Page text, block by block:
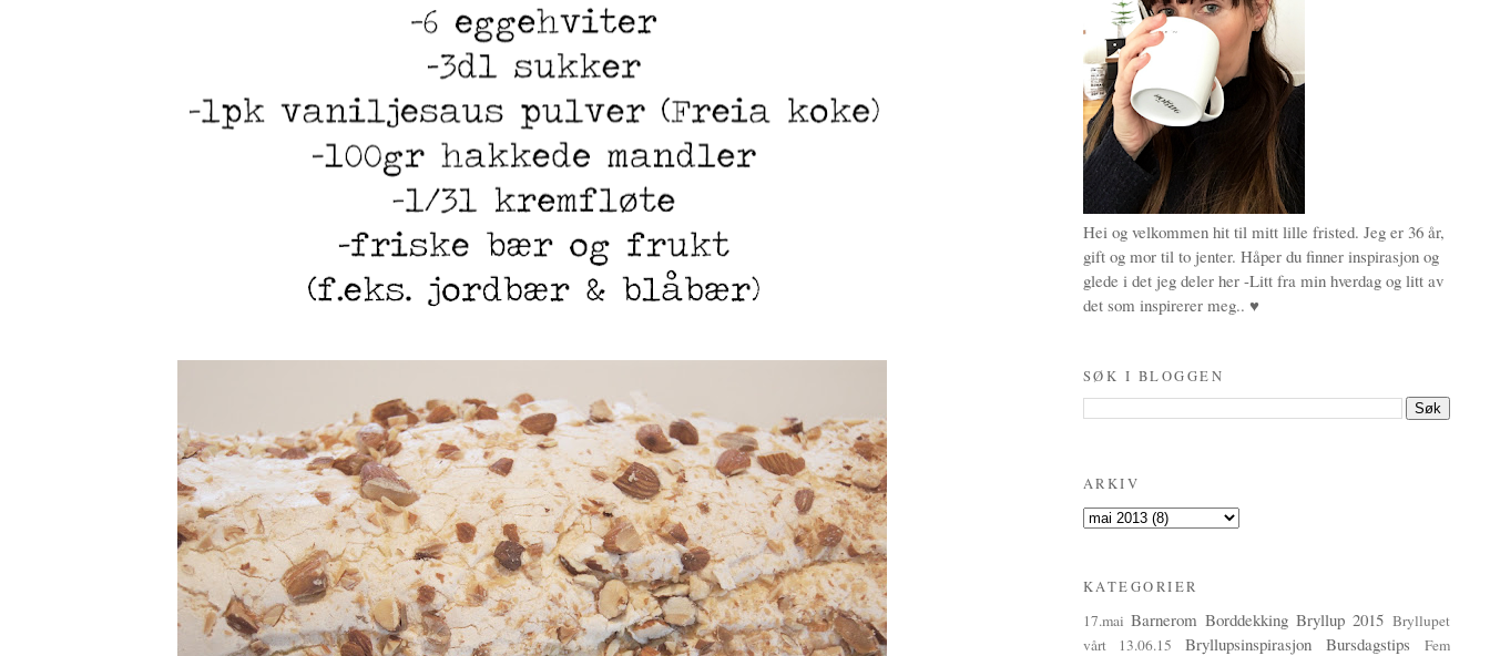
Hei og velkommen hit til mitt lille fristed. Jeg er 36 år,
gift og mor til to jenter. Håper du finner inspirasjon og
glede i det jeg deler her -Litt fra min hverdag og litt av
det som inspirerer meg.. ♥
SØK I BLOGGEN
ARKIV
KATEGORIER
17.mai Barnerom Borddekking Bryllup 2015 Bryllupet
vårt 13.06.15
Bryllupsinspirasjon Bursdagstips
Fem